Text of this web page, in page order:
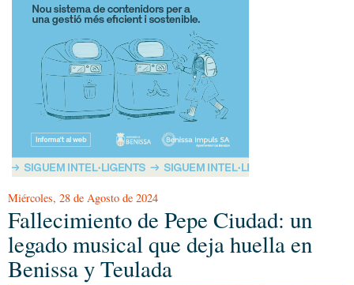
Miércoles, 28 de Agosto de 2024
Fallecimiento de Pepe Ciudad: un
legado musical que deja huella en
Benissa y Teulada